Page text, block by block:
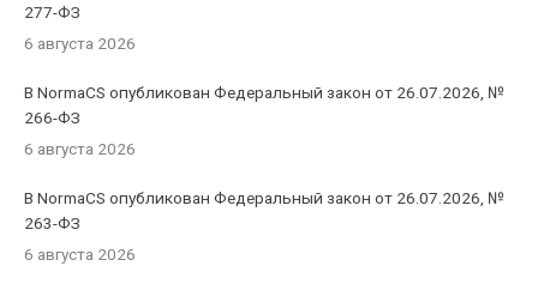
277-ФЗ
6 августа 2026
В NormaCS опубликован Федеральный закон от 26.07.2026, №
266-ФЗ
6 августа 2026
В NormaCS опубликован Федеральный закон от 26.07.2026, №
263-ФЗ
6 августа 2026